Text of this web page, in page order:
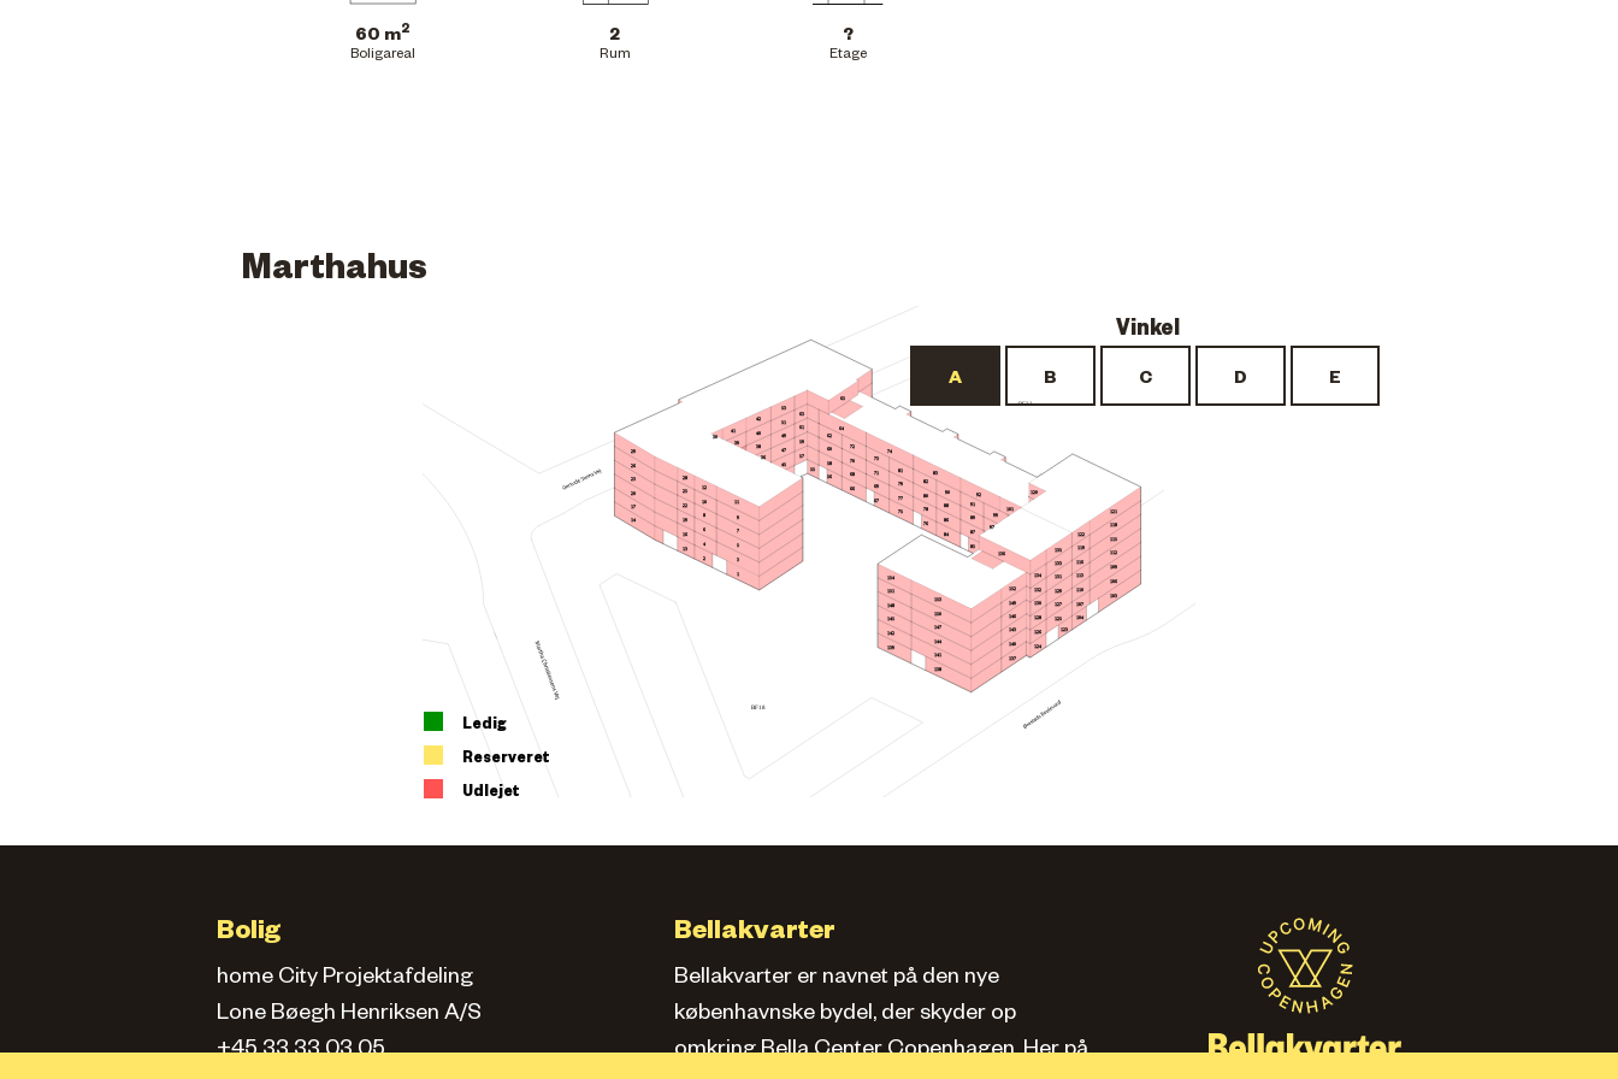
60 m2
Boligareal
2
Rum
?
Etage
Marthahus
BF18
BF22
154
151
148
145
142
139
11
9
7
5
3
1
12
10
8
6
4
2
28
25
22
19
16
13
29
26
23
20
17
14
63
61
59
57
55
53
51
49
47
45
42
40
38
36
41
39
30
153
150
147
144
141
138
152
149
146
143
140
137
134
136
132
130
128
126
124
133
135
131
129
127
125
123
119
122
116
113
110
107
104
118
121
120
115
112
109
106
103
72
64
65
74
83
92
101
70
68
66
62
60
58
56
73
71
69
67
81
79
77
75
82
80
78
76
90
88
86
84
91
89 99
97
87
85
Ledig
Reserveret
Udlejet
Bolig
home City Projektafdeling
Lone Bøegh Henriksen A/S
+45 33 33 03 05
Bellakvarter
Bellakvarter er navnet på den nye
københavnske bydel, der skyder op
omkring Bella Center Copenhagen. Her på